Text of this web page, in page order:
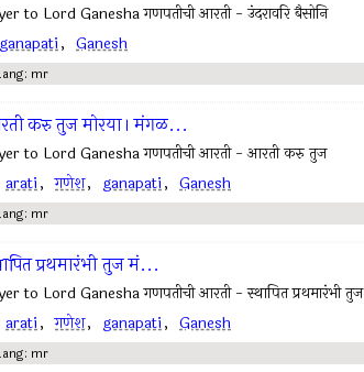
to Lord Ganesha गणपतीची आरती - उंदरावरि बैसोनि
ganapati, Ganesh
mr
करु तुज मोरया। मंगळ...
to Lord Ganesha गणपतीची आरती - आरती करु तुज
arati, गणेश, ganapati, Ganesh
mr
प्रथमारंभी तुज मं...
to Lord Ganesha गणपतीची आरती - स्थापित प्रथमारंभी तुज
arati, गणेश, ganapati, Ganesh
mr